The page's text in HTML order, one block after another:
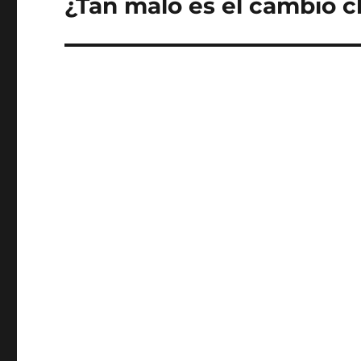
¿Tan malo es el cambio